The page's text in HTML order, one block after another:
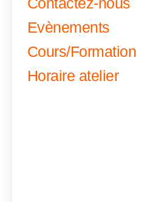
Evènements
Cours/Formation
Horaire atelier